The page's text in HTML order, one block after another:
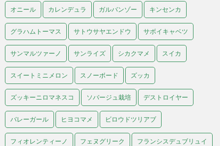
オニール カレンデュラ ガルバンゾー キンセンカ
グラハムトーマス サトウサヤエンドウ サボイキャベツ
サンマルツァーノ サンライズ シカクマメ スイカ
スイートミニメロン スノーボード ズッカ
ズッキーニロマネスコ ソバージュ栽培 デストロイヤー
バレーガール ヒヨコマメ ビロウドツリアブ
フィオレンティーノ フェヌグリーク フランシスデュブリュイ